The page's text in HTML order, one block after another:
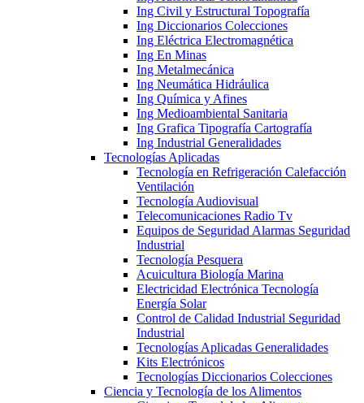
Ing Civil y Estructural Topografía
Ing Diccionarios Colecciones
Ing Eléctrica Electromagnética
Ing En Minas
Ing Metalmecánica
Ing Neumática Hidráulica
Ing Química y Afines
Ing Medioambiental Sanitaria
Ing Grafica Tipografía Cartografía
Ing Industrial Generalidades
Tecnologías Aplicadas
Tecnología en Refrigeración Calefacción
Ventilación
Tecnología Audiovisual
Telecomunicaciones Radio Tv
Equipos de Seguridad Alarmas Seguridad
Industrial
Tecnología Pesquera
Acuicultura Biología Marina
Electricidad Electrónica Tecnología
Energía Solar
Control de Calidad Industrial Seguridad
Industrial
Tecnologías Aplicadas Generalidades
Kits Electrónicos
Tecnologías Diccionarios Colecciones
Ciencia y Tecnología de los Alimentos